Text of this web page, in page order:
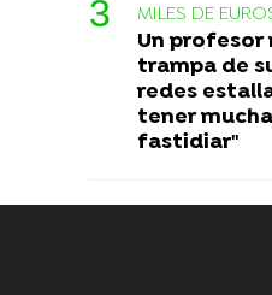
MILES DE
Un profesor
trampa de
redes
tener
fastidiar"